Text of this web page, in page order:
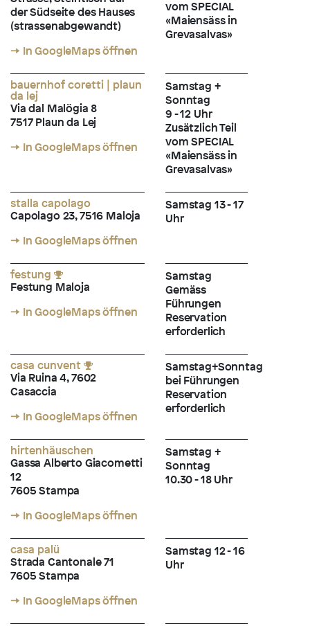
der Südseite des Hauses
(strassenabgewandt)
→ In GoogleMaps öffnen
vom SPECIAL
«Maiensäss in
Grevasalvas»
bauernhof coretti | plaun
da lej
Via dal Malögia 8
7517 Plaun da Lej
→ In GoogleMaps öffnen
Samstag +
Sonntag
9 - 12 Uhr
Zusätzlich Teil
vom SPECIAL
«Maiensäss in
Grevasalvas»
stalla capolago
Capolago 23, 7516 Maloja
→ In GoogleMaps öffnen
Samstag 13 - 17
Uhr
festung
Festung Maloja
→ In GoogleMaps öffnen
Samstag
Gemäss
Führungen
Reservation
erforderlich
casa cunvent
Via Ruina 4, 7602
Casaccia
→ In GoogleMaps öffnen
Samstag+Sonntag
bei Führungen
Reservation
erforderlich
hirtenhäuschen
Gassa Alberto Giacometti
12
7605 Stampa
→ In GoogleMaps öffnen
Samstag +
Sonntag
10.30 - 18 Uhr
casa palü
Strada Cantonale 71
7605 Stampa
→ In GoogleMaps öffnen
Samstag 12 - 16
Uhr